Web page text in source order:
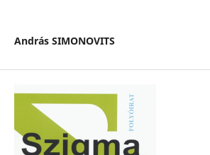
András SIMONOVITS